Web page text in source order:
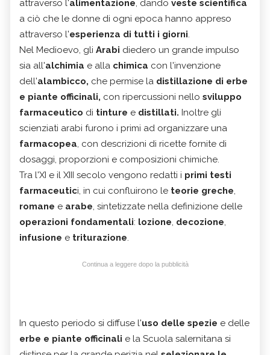
attraverso l'alimentazione, dando veste scientifica
a ciò che le donne di ogni epoca hanno appreso
attraverso l'esperienza di tutti i giorni.
Nel Medioevo, gli Arabi diedero un grande impulso
sia all'alchimia e alla chimica con l'invenzione
dell'alambicco, che permise la distillazione di erbe
e piante officinali, con ripercussioni nello sviluppo
farmaceutico di tinture e distillati. Inoltre gli
scienziati arabi furono i primi ad organizzare una
farmacopea, con descrizioni di ricette fornite di
dosaggi, proporzioni e composizioni chimiche.
Tra l'XI e il XIII secolo vengono redatti i primi testi
farmaceutici, in cui confluirono le teorie greche,
romane e arabe, sintetizzate nella definizione delle
operazioni fondamentali: lozione, decozione,
infusione e triturazione.
Continua a leggere dopo la pubblicità
In questo periodo si diffuse l'uso delle spezie e delle
erbe e piante officinali e la Scuola salernitana si